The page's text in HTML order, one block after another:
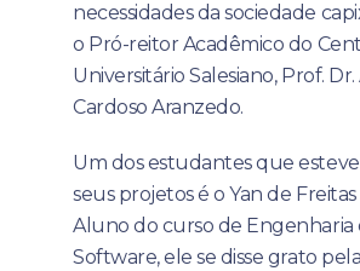
necessidades da sociedade
o Pró-reitor Acadêmico do
Universitário Salesiano, Prof.
Cardoso Aranzedo.
Um dos estudantes que
seus projetos é o Yan de Freitas
Aluno do curso de Engenharia
Software, ele se disse grato pela